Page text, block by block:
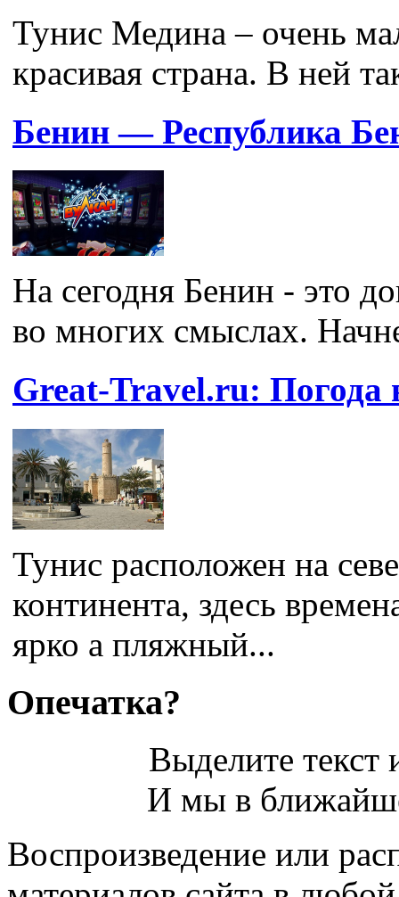
Тунис Медина – очень
красивая страна. В ней
Бенин — Республика
На сегодня Бенин - это
во многих смыслах.
Great-Travel.ru: Погода
Тунис расположен на
континента, здесь
ярко а пляжный...
Опечатка?
Выделите
И мы в
Воспроизведение или